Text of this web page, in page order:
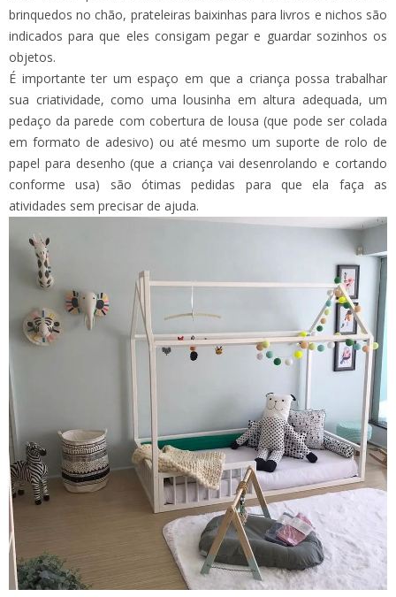
brinquedos no chão, prateleiras baixinhas para livros e nichos são
indicados para que eles consigam pegar e guardar sozinhos os
objetos.
É importante ter um espaço em que a criança possa trabalhar
sua criatividade, como uma lousinha em altura adequada, um
pedaço da parede com cobertura de lousa (que pode ser colada
em formato de adesivo) ou até mesmo um suporte de rolo de
papel para desenho (que a criança vai desenrolando e cortando
conforme usa) são ótimas pedidas para que ela faça as
atividades sem precisar de ajuda.